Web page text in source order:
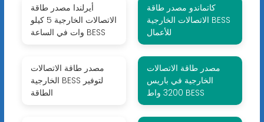
أيرلندا مصدر طاقة
الاتصالات الخارجية 5 كيلو
وات في الساعة BESS
كاتماندو مصدر طاقة
الاتصالات الخارجية BESS
للأعمال
مصدر طاقة الاتصالات
الخارجية BESS لتوفير
الطاقة
مصدر طاقة الاتصالات
الخارجية في باريس
3200 واط BESS